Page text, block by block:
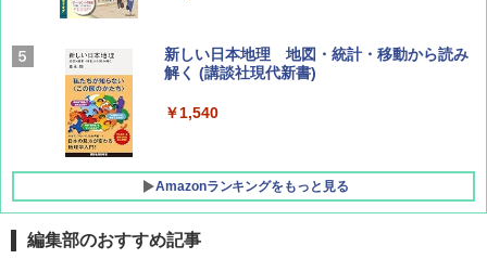
AIRLINE（エアライン）2026年9月号【特
集】ボーイング110周年を祝して！
￥1,760
新しい日本地理 地図・統計・移動から読み
解く (講談社現代新書)
￥1,540
Amazonランキングをもっと見る
編集部のおすすめ記事